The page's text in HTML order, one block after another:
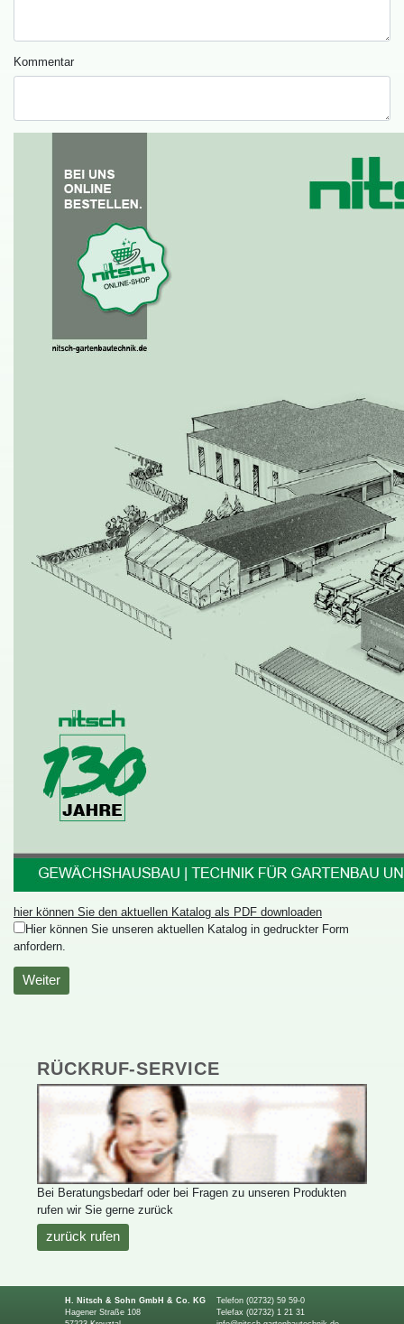
Kommentar
hierkönnenSiedenaktuellenKatalogalsPDFdownloaden
HierkönnenSieunserenaktuellenKatalogingedruckterForm
anfordern.
Weiter
RÜCKRUF-SERVICE
BeiBeratungsbedarfoderbeiFragenzuunserenProdukten
rufenwirSiegernezurück
zurückrufen
H.Nitsch&SohnGmbH&Co.KG
HagenerStraße108
Telefon(02732)5959-0
Telefax(02732)12131